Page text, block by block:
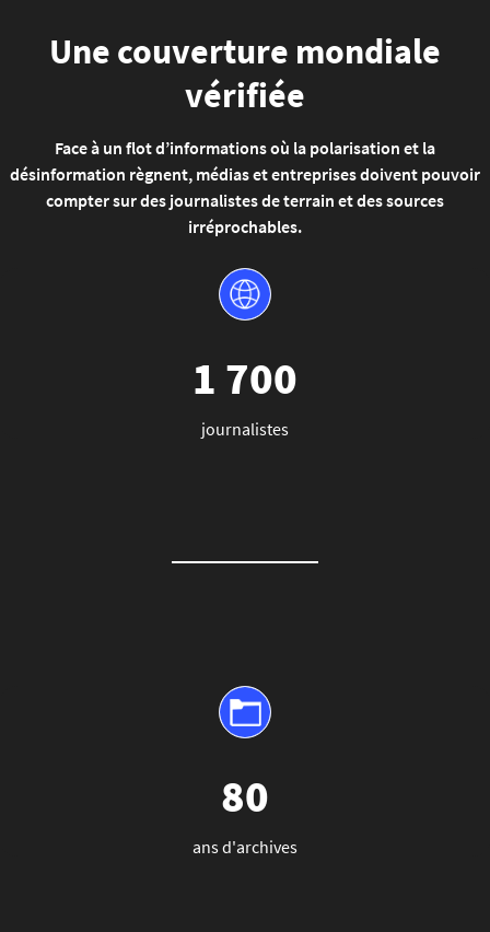
Une couverture mondiale
vérifiée
Face à un flot d’informations où la polarisation et la
désinformation règnent, médias et entreprises doivent pouvoir
compter sur des journalistes de terrain et des sources
irréprochables.
1 700
journalistes
80
ans d'archives